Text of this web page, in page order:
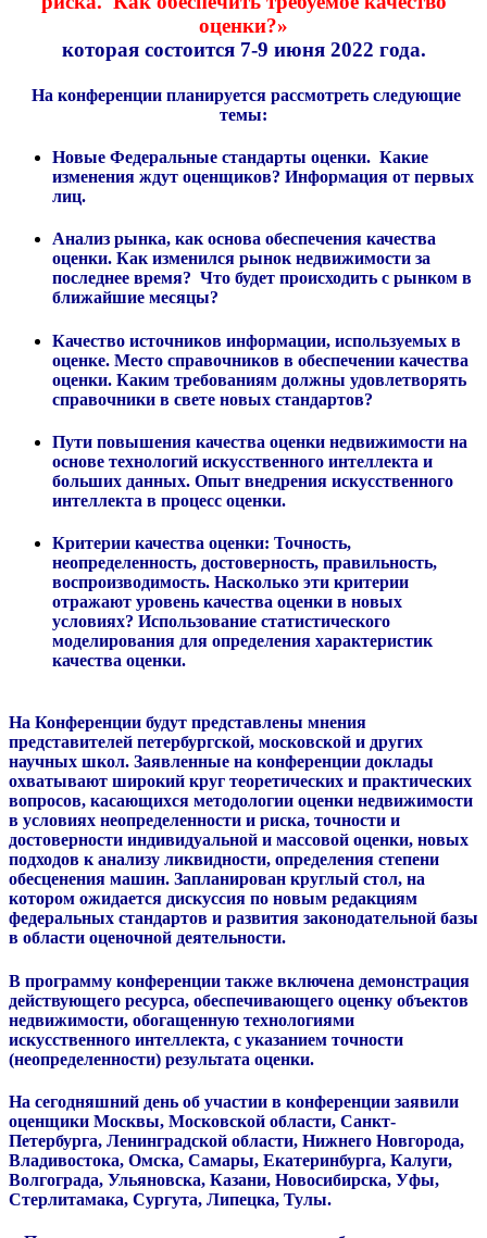
оценки?»
которая состоится 7-9 июня 2022 года.
На конференции планируется рассмотреть следующие
темы:
Новые Федеральные стандарты оценки. Какие
изменения ждут оценщиков? Информация от первых
лиц.
Анализ рынка, как основа обеспечения качества
оценки. Как изменился рынок недвижимости за
последнее время? Что будет происходить с рынком в
ближайшие месяцы?
Качество источников информации, используемых в
оценке. Место справочников в обеспечении качества
оценки. Каким требованиям должны удовлетворять
справочники в свете новых стандартов?
Пути повышения качества оценки недвижимости на
основе технологий искусственного интеллекта и
больших данных. Опыт внедрения искусственного
интеллекта в процесс оценки.
Критерии качества оценки: Точность,
неопределенность, достоверность, правильность,
воспроизводимость. Насколько эти критерии
отражают уровень качества оценки в новых
условиях? Использование статистического
моделирования для определения характеристик
качества оценки.
На Конференции будут представлены мнения
представителей петербургской, московской и других
научных школ. Заявленные на конференции доклады
охватывают широкий круг теоретических и практических
вопросов, касающихся методологии оценки недвижимости
в условиях неопределенности и риска, точности и
достоверности индивидуальной и массовой оценки, новых
подходов к анализу ликвидности, определения степени
обесценения машин. Запланирован круглый стол, на
котором ожидается дискуссия по новым редакциям
федеральных стандартов и развития законодательной базы
в области оценочной деятельности.
В программу конференции также включена демонстрация
действующего ресурса, обеспечивающего оценку объектов
недвижимости, обогащенную технологиями
искусственного интеллекта, с указанием точности
(неопределенности) результата оценки.
На сегодняшний день об участии в конференции заявили
оценщики Москвы, Московской области, Санкт-
Петербурга, Ленинградской области, Нижнего Новгорода,
Владивостока, Омска, Самары, Екатеринбурга, Калуги,
Волгограда, Ульяновска, Казани, Новосибирска, Уфы,
Стерлитамака, Сургута, Липецка, Тулы.